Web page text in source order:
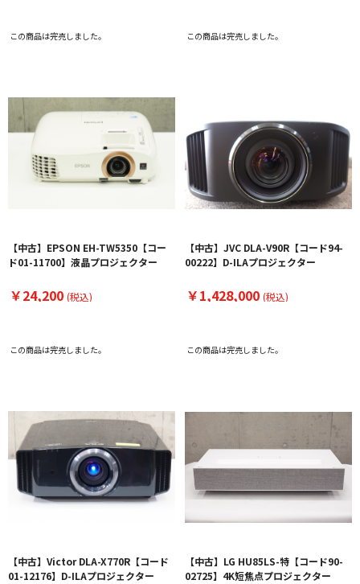
この商品は完売しました。 この商品は完売しました。
【中古】EPSON EH-TW5350【コー
ド01-11700】液晶プロジェクター
￥24,200 (税込)
この商品は完売しました。
【中古】JVC DLA-V90R【コード94-
00222】D-ILAプロジェクター
￥1,428,000 (税込)
この商品は完売しました。
【中古】Victor DLA-X770R【コード
01-12176】D-ILAプロジェクター
【中古】LG HU85LS-特【コード90-
02725】4K短焦点プロジェクター